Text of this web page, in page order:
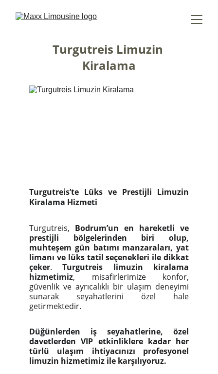
Turgutreis Limuzin
Kiralama
Turgutreis’te Lüks ve Prestijli Limuzin
Kiralama Hizmeti
Turgutreis, Bodrum’un en hareketli ve
prestijli bölgelerinden biri olup,
muhteşem gün batımı manzaraları, yat
limanı ve lüks tatil seçenekleri ile dikkat
çeker.Turgutreis limuzin kiralama
hizmetimiz, misafirlerimize konfor,
güvenlik ve ayrıcalıklı bir ulaşım deneyimi
sunarak seyahatlerini özel hale
getirmektedir.
Düğünlerden iş seyahatlerine, özel
davetlerden VIP etkinliklere kadar her
türlü ulaşım ihtiyacınızı profesyonel
limuzin hizmetimiz ile karşılıyoruz.